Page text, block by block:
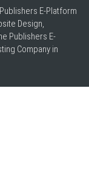
E-Platform
Design,
Publishers E-
Company in